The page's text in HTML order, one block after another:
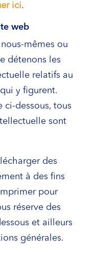
ici.
web
mêmes ou
détenons les
relatifs au
y figurent.
ci-dessous, tous
sont
des
à des fins
pour
réserve des
et ailleurs
générales.